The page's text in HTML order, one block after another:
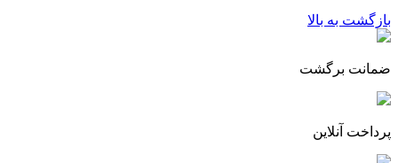
بازگشت به بالا
ضمانت برگشت
پرداخت آنلاین